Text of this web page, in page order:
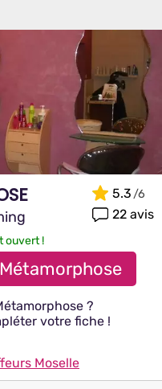
5.3
22 avis
ouvert !
?
votre fiche !
Moselle